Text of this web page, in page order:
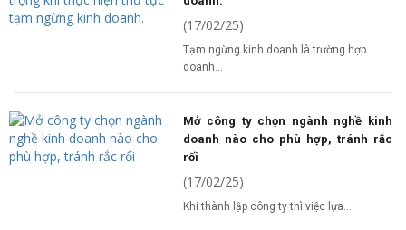
(17/02/25)
Tạm ngừng kinh doanh là trường hợp
doanh...
Mở công ty chọn ngành nghề kinh
doanh nào cho phù hợp, tránh rắc
rối
(17/02/25)
Khi thành lập công ty thì việc lựa...